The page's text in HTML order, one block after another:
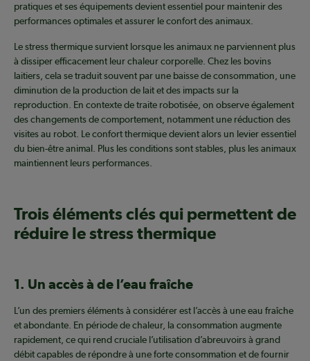
pratiques et ses équipements devient essentiel pour maintenir des
performances optimales et assurer le confort des animaux.
Le stress thermique survient lorsque les animaux ne parviennent plus
à dissiper efficacement leur chaleur corporelle. Chez les bovins
laitiers, cela se traduit souvent par une baisse de consommation, une
diminution de la production de lait et des impacts sur la
reproduction. En contexte de traite robotisée, on observe également
des changements de comportement, notamment une réduction des
visites au robot. Le confort thermique devient alors un levier essentiel
du bien-être animal. Plus les conditions sont stables, plus les animaux
maintiennent leurs performances.
Trois éléments clés qui permettent de
réduire le stress thermique
1. Un accès à de l’eau fraîche
L’un des premiers éléments à considérer est l’accès à une eau fraîche
et abondante. En période de chaleur, la consommation augmente
rapidement, ce qui rend cruciale l’utilisation d’abreuvoirs à grand
débit capables de répondre à une forte consommation et de fournir